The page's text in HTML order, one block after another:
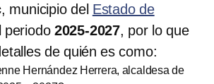
, municipio del Estado de
2025-2027, por lo que
de quién es como:
Hernández Herrera, alcaldesa de